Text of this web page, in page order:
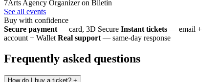
7Arts Agency Organizer on Biletin
See all events
Buy with confidence
Secure payment — card, 3D Secure Instant tickets — email +
account + Wallet Real support — same-day response
Frequently asked questions
How do I buy a ticket? +